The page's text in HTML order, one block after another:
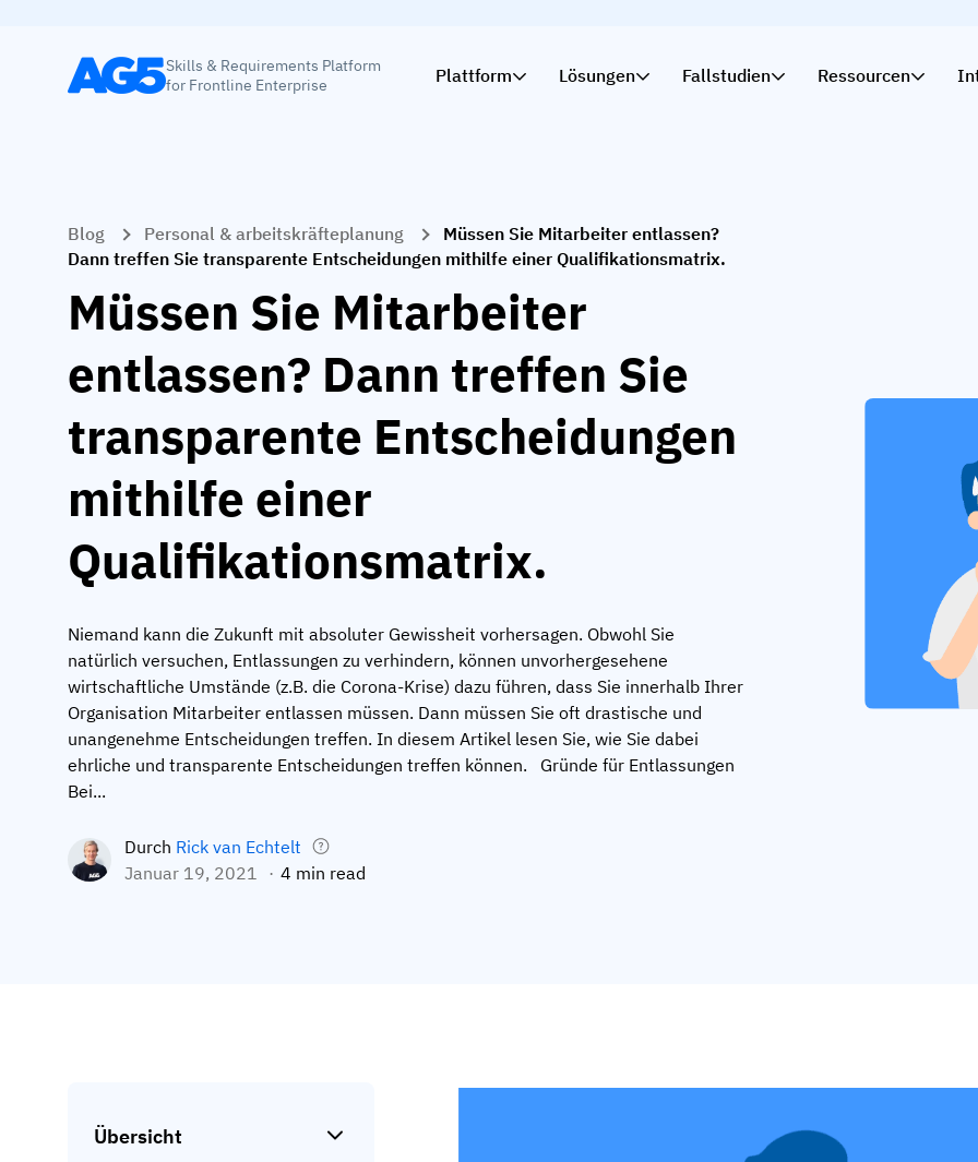
Skills & Requirements Platform
for Frontline Enterprise
Plattform Lösungen Fallstudien Ressourcen
Blog Personal & arbeitskräfteplanung
Müssen Sie Mitarbeiter entlassen?
Dann treffen Sie transparente Entscheidungen mithilfe einer Qualifikationsmatrix.
Müssen Sie Mitarbeiter
entlassen? Dann treffen Sie
transparente Entscheidungen
mithilfe einer
Qualifikationsmatrix.
Niemand kann die Zukunft mit absoluter Gewissheit vorhersagen. Obwohl Sie
natürlich versuchen, Entlassungen zu verhindern, können unvorhergesehene
wirtschaftliche Umstände (z.B. die Corona-Krise) dazu führen, dass Sie innerhalb Ihrer
Organisation Mitarbeiter entlassen müssen. Dann müssen Sie oft drastische und
unangenehme Entscheidungen treffen. In diesem Artikel lesen Sie, wie Sie dabei
ehrliche und transparente Entscheidungen treffen können. Gründe für Entlassungen
Bei...
Durch Rick van Echtelt
Januar 19, 2021
4 min read
Übersicht